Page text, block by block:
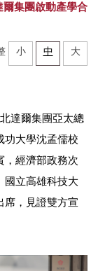
集團啟動產學合
小 中 大
達爾集團亞太總
功大學沈孟儒校
，經濟部政務次
國立高雄科技大
席，見證雙方宣